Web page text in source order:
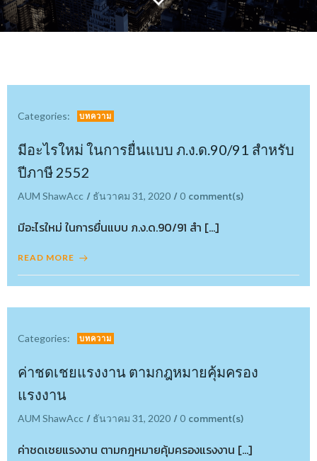
Categories: บทความ
มีอะไรใหม่ ในการยื่นแบบ ภ.ง.ด.90/91 สำหรับ
ปีภาษี 2552
AUM ShawAcc / ธันวาคม 31, 2020 /0 comment(s)
มีอะไรใหม่ ในการยื่นแบบ ภ.ง.ด.90/91 สำ […]
READ MORE
Categories: บทความ
ค่าชดเชยแรงงาน ตามกฎหมายคุ้มครอง
แรงงาน
AUM ShawAcc / ธันวาคม 31, 2020 /0 comment(s)
ค่าชดเชยแรงงาน ตามกฎหมายคุ้มครองแรงงาน […]